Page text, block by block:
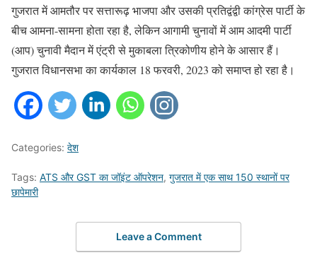
गुजरात में आमतौर पर सत्तारूढ़ भाजपा और उसकी प्रतिद्वंद्वी कांग्रेस पार्टी के
बीच आमना-सामना होता रहा है, लेकिन आगामी चुनावों में आम आदमी पार्टी
(आप) चुनावी मैदान में एंट्री से मुकाबला त्रिकोणीय होने के आसार हैं।
गुजरात विधानसभा का कार्यकाल 18 फरवरी, 2023 को समाप्त हो रहा है।
Categories: देश
Tags: ATS और GST का जॉइंट ऑपरेशन, गुजरात में एक साथ 150 स्थानों पर
छापेमारी
Leave a Comment